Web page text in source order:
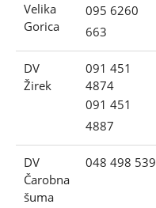
Velika
Gorica
095 6260
663
DV
Žirek
091 451
4874
091 451
4887
DV
Čarobna
šuma
048 498 539